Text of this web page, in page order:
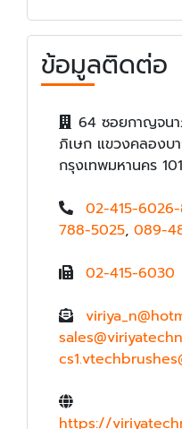
ข้อมูลติดต่อ
64 ซอยกาญจน
ภิเษก แขวงคลองบ
กรุงเทพมหานคร
02-415-
788-5025, 089-
02-415-6030
https://